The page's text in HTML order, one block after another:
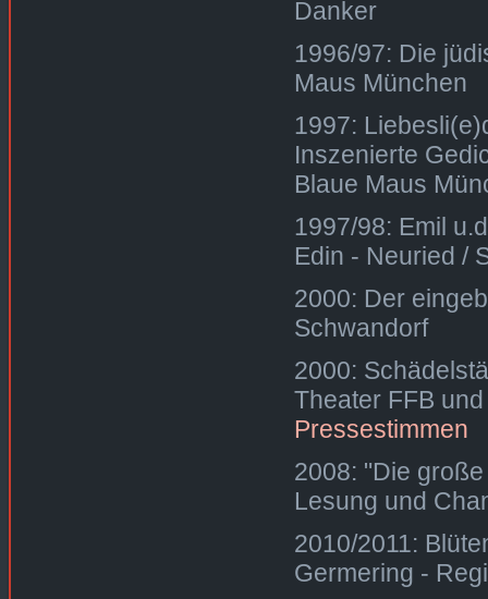
Danker
1996/97: Die
Maus München
1997:
Inszenierte
Blaue Maus
1997/98: Emil
Edin - Neuried /
2000: Der
Schwandorf
2000:
Theater FFB
Pressestimmen
2008: "Die
Lesung und
2010/2011:
Germering -